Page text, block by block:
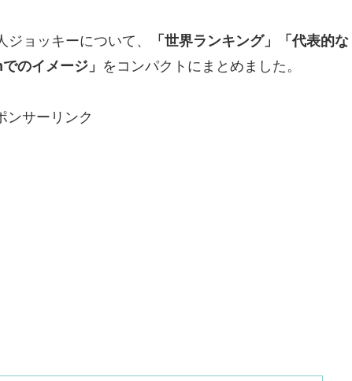
ョッキーについて、
「世界ランキング」「代表的な
のイメージ」
をコンパクトにまとめました。
ンサーリンク